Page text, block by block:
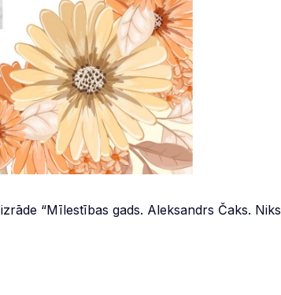
“Mīlestības gads. Aleksandrs Čaks. Niks